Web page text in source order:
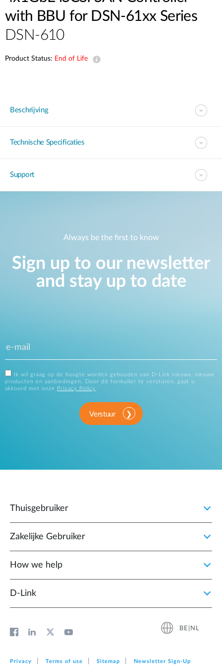
with BBU for DSN-61xx Series
DSN-610
Product Status: End of Life
Beschrijving
Technische Specificaties
Support
Always be the first to know
Sign up to our newsletter
and stay up to date
Ik wil graag op de hoogte worden gehouden van D-Link nieuws, nieuwe
producten en aanbiedingen. Door dit formulier te versturen, gaat u
akkoord met onze
Privacy Policy .
Verstuur
Thuisgebruiker
Zakelijke Gebruiker
How we help
D‑Link
BE|NL
Privacy Terms of use Sitemap Newsletter Sign‑Up